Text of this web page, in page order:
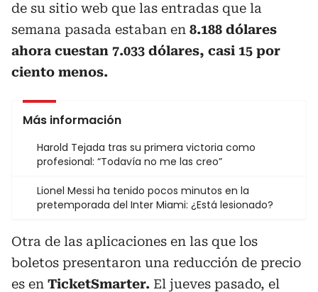
de su sitio web que las entradas que la
semana pasada estaban en 8.188 dólares
ahora cuestan 7.033 dólares, casi 15 por
ciento menos.
Más información
Harold Tejada tras su primera victoria como
profesional: “Todavía no me las creo”
Lionel Messi ha tenido pocos minutos en la
pretemporada del Inter Miami: ¿Está lesionado?
Otra de las aplicaciones en las que los
boletos presentaron una reducción de precio
es en TicketSmarter. El jueves pasado, el